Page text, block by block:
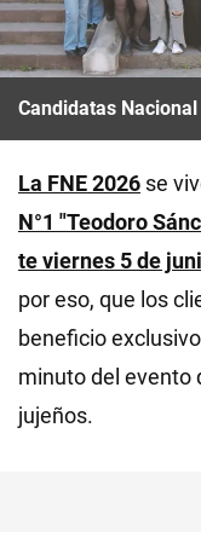
Candidatas Nacional
La FNE 2026 se
N°1 "Teodoro
te viernes 5 de
por eso, que los
beneficio
minuto del evento
jujeños.